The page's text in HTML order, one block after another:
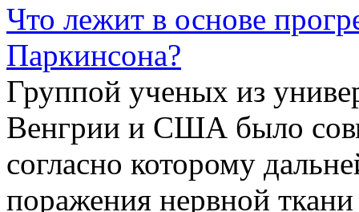
Что лежит в основе
Паркинсона?
Группой ученых из
Венгрии и США было
согласно которому
поражения нервной